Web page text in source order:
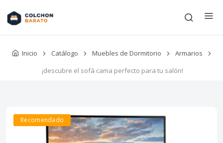
Inicio Catálogo Muebles de Dormitorio
Armarios
¡descubre el sofá cama perfecto para tu salón!
Recomendado